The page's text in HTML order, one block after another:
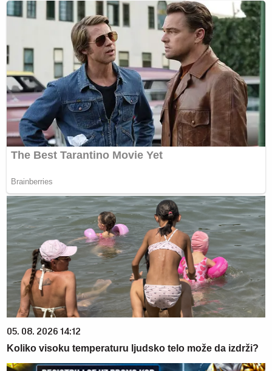
05. 08. 2026 14:12
Koliko visoku temperaturu ljudsko telo može da izdrži?